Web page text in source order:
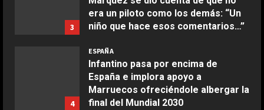
3
era un piloto como los demás: “Un
niño que hace esos comentarios…”
4
ESPAÑA
Infantino pasa por encima de
España e implora apoyo a
Marruecos ofreciéndole albergar la
final del Mundial 2030
Buñuelos de alcachofas
Aprile 5, 2026